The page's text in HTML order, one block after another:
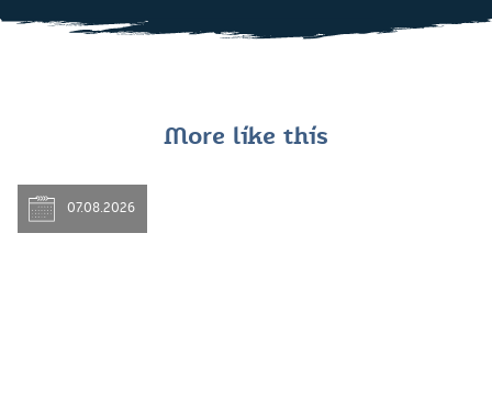
More like this
07.08.2026